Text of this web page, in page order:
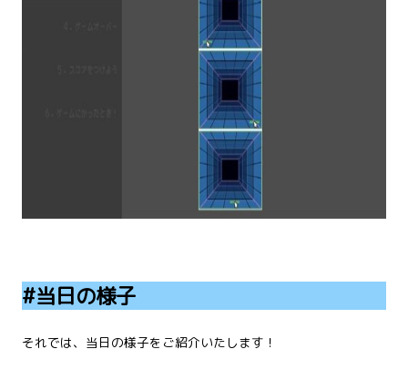
#当日の様子
それでは、当日の様子をご紹介いたします！